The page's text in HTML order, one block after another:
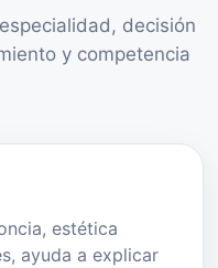
decisión
y competencia
estética
ayuda a explicar